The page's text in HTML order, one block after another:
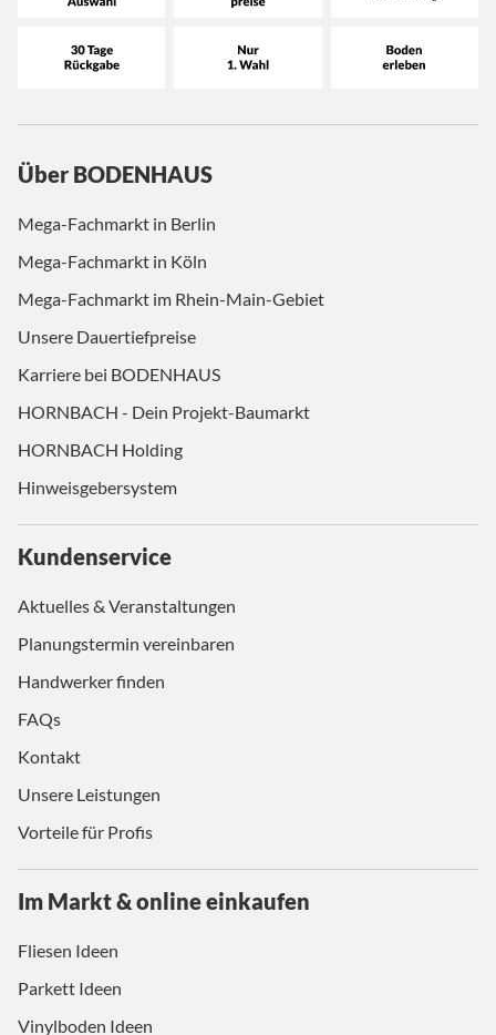
Über BODENHAUS
Mega-Fachmarkt in Berlin
Mega-Fachmarkt in Köln
Mega-Fachmarkt im Rhein-Main-Gebiet
Unsere Dauertiefpreise
Karriere bei BODENHAUS
HORNBACH - Dein Projekt-Baumarkt
HORNBACH Holding
Hinweisgebersystem
Kundenservice
Aktuelles & Veranstaltungen
Planungstermin vereinbaren
Handwerker finden
FAQs
Kontakt
Unsere Leistungen
Vorteile für Profis
Im Markt & online einkaufen
Fliesen Ideen
Parkett Ideen
Vinylboden Ideen